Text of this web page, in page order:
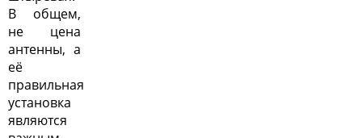
В общем,
не цена
антенны, а
её
правильная
установка
являются